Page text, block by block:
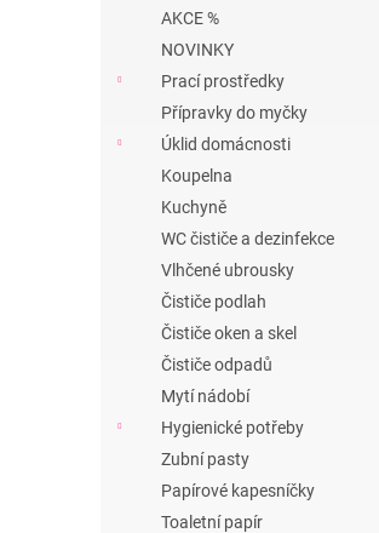
AKCE %
NOVINKY
Prací prostředky
Přípravky do myčky
Úklid domácnosti
Koupelna
Kuchyně
WC čističe a dezinfekce
Vlhčené ubrousky
Čističe podlah
Čističe oken a skel
Čističe odpadů
Mytí nádobí
Hygienické potřeby
Zubní pasty
Papírové kapesníčky
Toaletní papír